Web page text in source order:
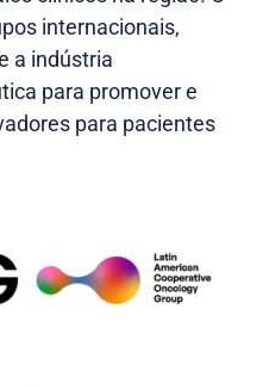
internacionais,
a indústria
para promover e
para pacientes